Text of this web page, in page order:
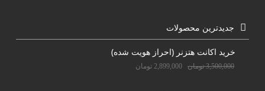
جدیدترین محصولات
خرید اکانت هتزنر (احراز هویت شده)
3,500,000 تومان 2,899,000 تومان